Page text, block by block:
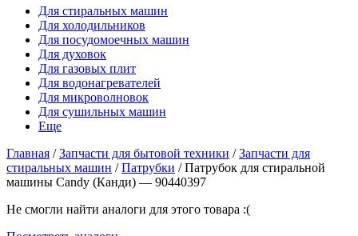
Для стиральных машин
Для холодильников
Для посудомоечных машин
Для духовок
Для газовых плит
Для водонагревателей
Для микроволновок
Для сушильных машин
Еще
Главная /Запчасти для бытовой техники /Запчасти для
стиральных машин /Патрубки / Патрубок для стиральной
машины Candy (Канди) — 90440397
Не смогли найти аналоги для этого товара :(